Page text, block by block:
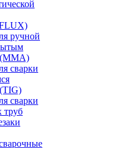
ручной
(MMA)
сварки
сварки
труб